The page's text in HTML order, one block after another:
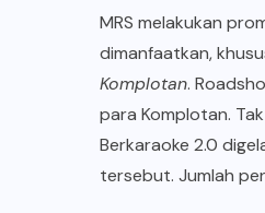
MRS melakukan
dimanfaatkan,
Komplotan.
para Komplotan.
Berkaraoke 2.0
tersebut. Jumlah